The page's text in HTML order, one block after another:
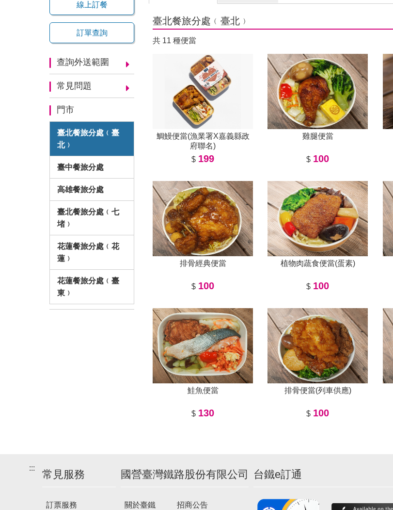
線上訂餐
訂單查詢
查詢外送範圍
常見問題
門市
臺北餐旅分處﹙臺
北﹚
臺中餐旅分處
高雄餐旅分處
臺北餐旅分處﹙七
堵﹚
花蓮餐旅分處﹙花
蓮﹚
花蓮餐旅分處﹙臺
東﹚
臺北餐旅分處﹙臺北﹚
共 11 種便當
鯛鰻便當(漁業署X嘉義縣政
府聯名)
$ 199
雞腿便當
$ 100
排骨經典便當
$ 100
植物肉蔬食便當(蛋素)
$ 100
鮭魚便當
$ 130
排骨便當(列車供應)
$ 100
:::
常見服務
訂票服務
國營臺灣鐵路股份有限公司
關於臺鐵 招商公告
台鐵e訂通